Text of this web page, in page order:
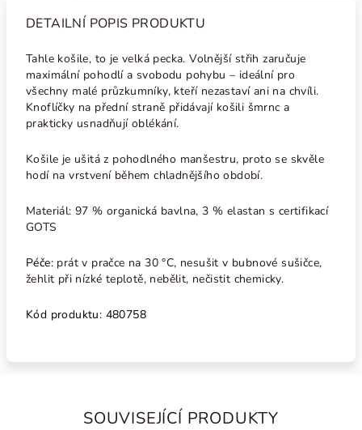
DETAILNÍ POPIS PRODUKTU
Tahle košile, to je velká pecka. Volnější střih zaručuje
maximální pohodlí a svobodu pohybu – ideální pro
všechny malé průzkumníky, kteří nezastaví ani na chvíli.
Knoflíčky na přední straně přidávají košili šmrnc a
prakticky usnadňují oblékání.
Košile je ušitá z pohodlného manšestru, proto se skvěle
hodí na vrstvení během chladnějšího období.
Materiál: 97 % organická bavlna, 3 % elastan s certifikací
GOTS
Péče: prát v pračce na 30 °C, nesušit v bubnové sušičce,
žehlit při nízké teplotě, nebělit, nečistit chemicky.
Kód produktu: 480758
SOUVISEJÍCÍ PRODUKTY